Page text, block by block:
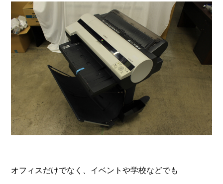
オフィスだけでなく、イベントや学校などでも